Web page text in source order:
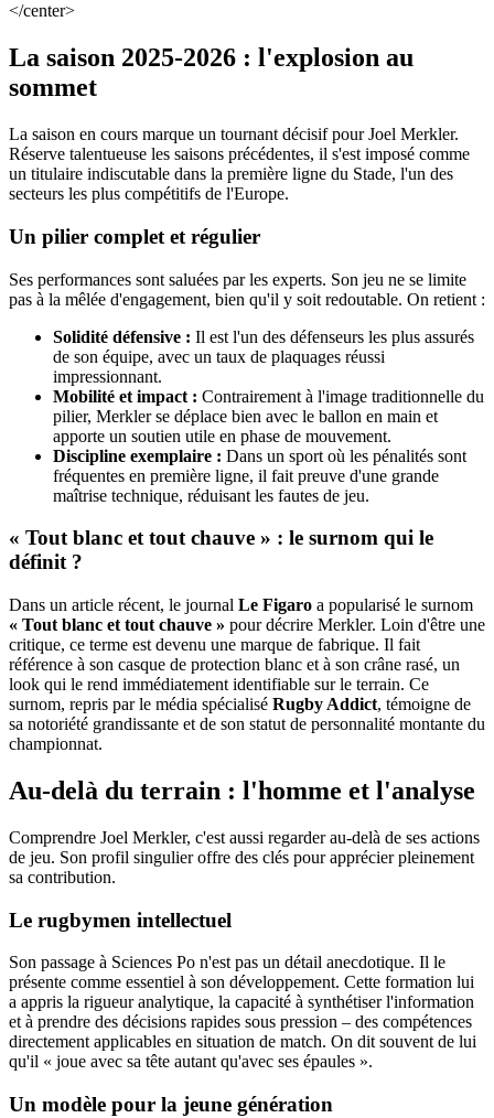
</center>
La saison 2025-2026 : l'explosion au
sommet
La saison en cours marque un tournant décisif pour Joel Merkler.
Réserve talentueuse les saisons précédentes, il s'est imposé comme
un titulaire indiscutable dans la première ligne du Stade, l'un des
secteurs les plus compétitifs de l'Europe.
Un pilier complet et régulier
Ses performances sont saluées par les experts. Son jeu ne se limite
pas à la mêlée d'engagement, bien qu'il y soit redoutable. On retient :
Solidité défensive : Il est l'un des défenseurs les plus assurés
de son équipe, avec un taux de plaquages réussi
impressionnant.
Mobilité et impact : Contrairement à l'image traditionnelle du
pilier, Merkler se déplace bien avec le ballon en main et
apporte un soutien utile en phase de mouvement.
Discipline exemplaire : Dans un sport où les pénalités sont
fréquentes en première ligne, il fait preuve d'une grande
maîtrise technique, réduisant les fautes de jeu.
« Tout blanc et tout chauve » : le surnom qui le
définit ?
Dans un article récent, le journal Le Figaro a popularisé le surnom
« Tout blanc et tout chauve » pour décrire Merkler. Loin d'être une
critique, ce terme est devenu une marque de fabrique. Il fait
référence à son casque de protection blanc et à son crâne rasé, un
look qui le rend immédiatement identifiable sur le terrain. Ce
surnom, repris par le média spécialisé Rugby Addict, témoigne de
sa notoriété grandissante et de son statut de personnalité montante du
championnat.
Au-delà du terrain : l'homme et l'analyse
Comprendre Joel Merkler, c'est aussi regarder au-delà de ses actions
de jeu. Son profil singulier offre des clés pour apprécier pleinement
sa contribution.
Le rugbymen intellectuel
Son passage à Sciences Po n'est pas un détail anecdotique. Il le
présente comme essentiel à son développement. Cette formation lui
a appris la rigueur analytique, la capacité à synthétiser l'information
et à prendre des décisions rapides sous pression – des compétences
directement applicables en situation de match. On dit souvent de lui
qu'il « joue avec sa tête autant qu'avec ses épaules ».
Un modèle pour la jeune génération